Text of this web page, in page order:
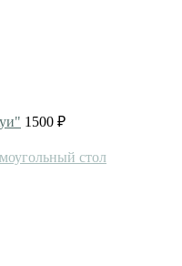
1500 ₽